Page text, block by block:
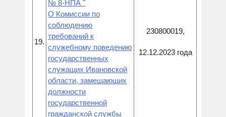
19.
№ 8-НПА "
О Комиссии по
соблюдению
требований к
служебному поведению
государственных
служащих Ивановской
области, замещающих
должности
государственной
гражданской службы
230800019,
12.12.2023 года